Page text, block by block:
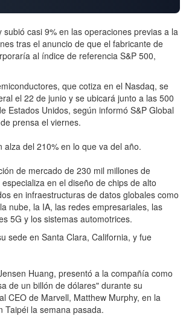
subió casi 9% en las operaciones previas a la
tras el anuncio de que el fabricante de
al índice de referencia S&P 500,
que cotiza en el Nasdaq, se
el 22 de junio y se ubicará junto a las 500
Estados Unidos, según informó S&P Global
prensa el viernes.
alza del 210% en lo que va del año.
de mercado de 230 mil millones de
en el diseño de chips de alto
en infraestructuras de datos globales como
nube, la IA, las redes empresariales, las
5G y los sistemas automotrices.
sede en Santa Clara, California, y fue
Huang, presentó a la compañía como
de un billón de dólares" durante su
CEO de Marvell, Matthew Murphy, en la
Taipéi la semana pasada.